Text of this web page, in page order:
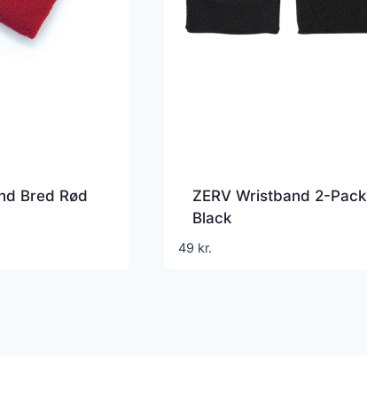
Bred Rød
ZERV Wristband 2-Pack
Black
49 kr.